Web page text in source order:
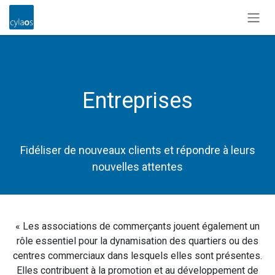
Se rendre au contenu
Entreprises
Fidéliser de nouveaux clients et répondre à leurs
nouvelles attentes
« Les associations de commerçants jouent également un
rôle essentiel pour la dynamisation des quartiers ou des
centres commerciaux dans lesquels elles sont présentes.
Elles contribuent à la promotion et au développement de